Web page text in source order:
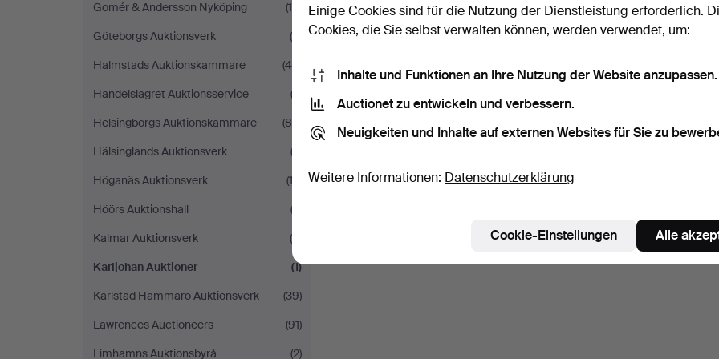
Gomér & Andersson Nyköping
(18)
Göteborgs Auktionsverk
(6)
Halmstads Auktionskammare
(44)
Handelslagret Auktionsservice
(3)
Helsingborgs Auktionskammare
(84)
Hälsinglands Auktionsverk
(2)
Höganäs Auktionsverk
(12)
Höörs Auktionshall
(2)
Kalmar Auktionsverk
(9)
Karljohan Auktioner
(1)
Karlstad Hammarö Auktionsverk
(39)
Lawrences Auctioneers
(91)
Limhamns Auktionsbyrå
(2)
Einige Cookies sind für die Nutzung der Dienstleistung erforderlich.
Cookies, die Sie selbst verwalten können, werden verwendet, um:
Inhalte und Funktionen an Ihre Nutzung der Website anzupassen.
Auctionet zu entwickeln und verbessern.
Neuigkeiten und Inhalte auf externen Websites für Sie zu
Weitere Informationen: Datenschutzerklärung
Cookie-Einstellungen Alle